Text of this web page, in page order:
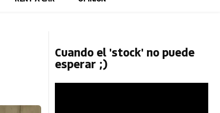
Cuando el 'stock' no puede
esperar ;)